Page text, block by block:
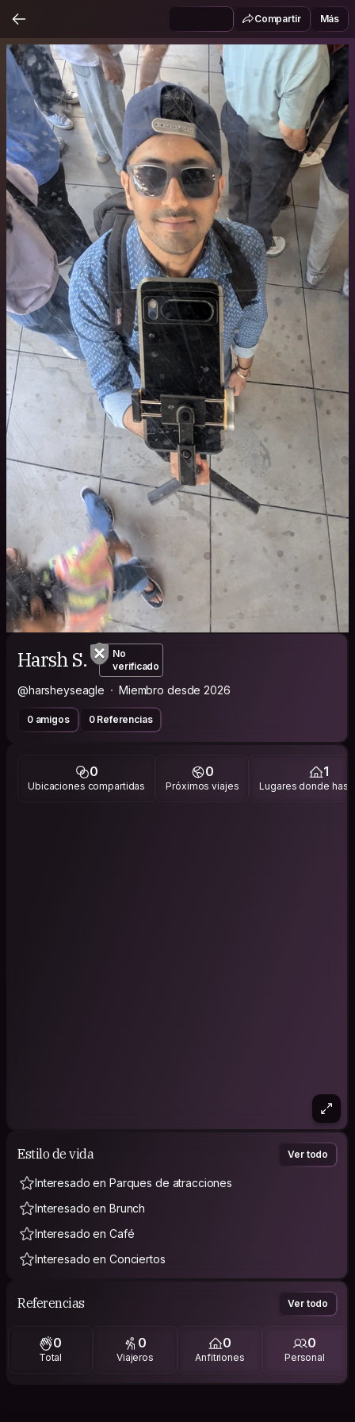
Compartir Más
Harsh S.
No
verificado
@harsheyseagle Miembro desde 2026
0 amigos 0 Referencias
0
Ubicaciones compartidas
0
Próximos viajes
1
Lugares donde has
Estilo de vida Ver todo
Interesado en Parques de atracciones
Interesado en Brunch
Interesado en Café
Interesado en Conciertos
Referencias Ver todo
0
Total
0
Viajeros
0
Anfitriones
0
Personal